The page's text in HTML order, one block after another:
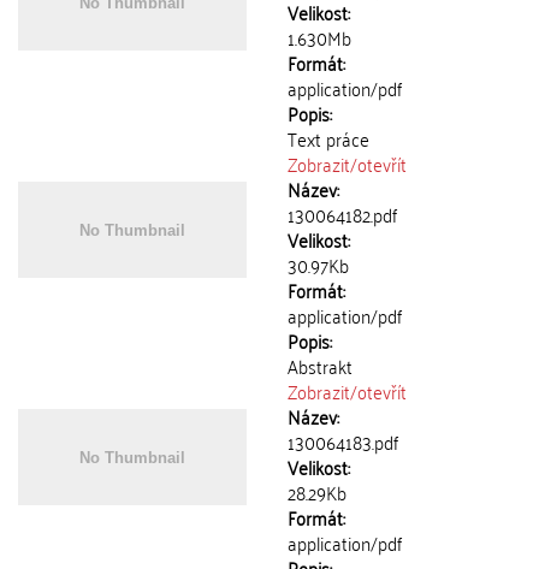
Velikost:
1.630Mb
Formát:
application/pdf
Popis:
Text práce
Zobrazit/otevřít
Název:
130064182.pdf
Velikost:
30.97Kb
Formát:
application/pdf
Popis:
Abstrakt
Zobrazit/otevřít
Název:
130064183.pdf
Velikost:
28.29Kb
Formát:
application/pdf